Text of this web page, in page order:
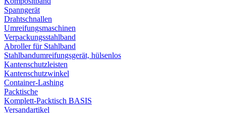
Spanngerät
Drahtschnallen
Umreifungsmaschinen
Verpackungsstahlband
Abroller für Stahlband
Stahlbandumreifungsgerät, hülsenlos
Kantenschutzleisten
Kantenschutzwinkel
Container-Lashing
Packtische
Komplett-Packtisch BASIS
Versandartikel